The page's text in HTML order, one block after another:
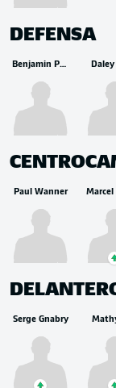
DEFENSA
Benjamin Pavard
Paul Wanner
Serge Gnabry